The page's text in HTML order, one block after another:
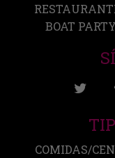
BOAT PARTY
COMIDAS/